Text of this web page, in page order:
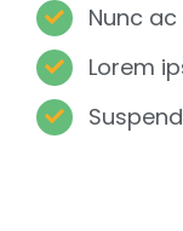
Nunc
Lorem